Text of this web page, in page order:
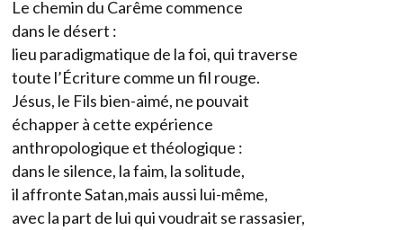
Le chemin du Carême commence
dans le désert :
lieu paradigmatique de la foi, qui traverse
toute l’Écriture comme un fil rouge.
Jésus, le Fils bien-aimé, ne pouvait
échapper à cette expérience
anthropologique et théologique :
dans le silence, la faim, la solitude,
il affronte Satan,mais aussi lui-même,
avec la part de lui qui voudrait se rassasier,